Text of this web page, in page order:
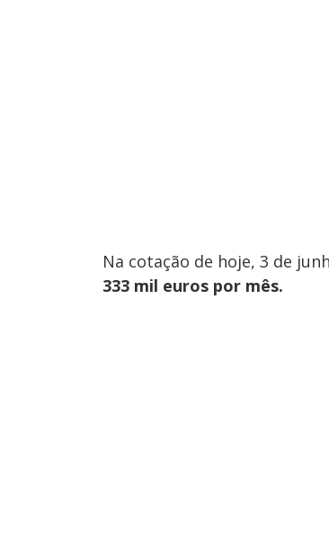
Na cotação de hoje, 3 de
333 mil euros por mês.